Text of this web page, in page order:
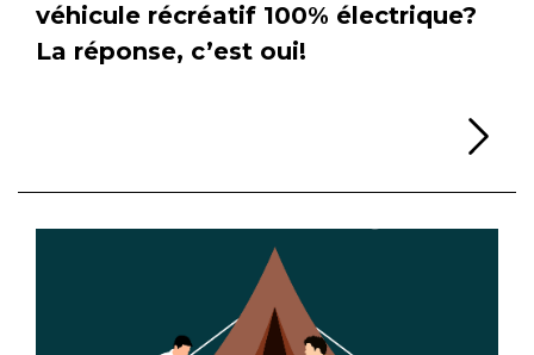
véhicule récréatif 100% électrique?
La réponse, c’est oui!